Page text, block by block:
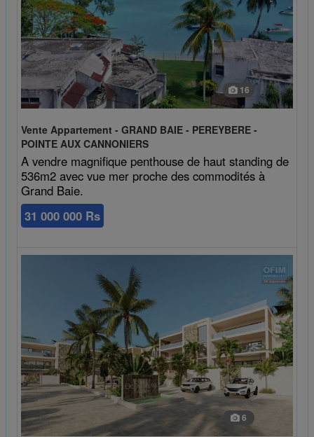
16
Vente Appartement - GRAND BAIE - PEREYBERE -
POINTE AUX CANNONIERS
A vendre magnifique penthouse de haut standing de
536m2 avec vue mer proche des commodités à
Grand Baie.
31 000 000 Rs
6